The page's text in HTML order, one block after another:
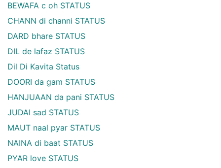
BEWAFA c oh STATUS
CHANN di channi STATUS
DARD bhare STATUS
DIL de lafaz STATUS
Dil Di Kavita Status
DOORI da gam STATUS
HANJUAAN da pani STATUS
JUDAI sad STATUS
MAUT naal pyar STATUS
NAINA di baat STATUS
PYAR love STATUS